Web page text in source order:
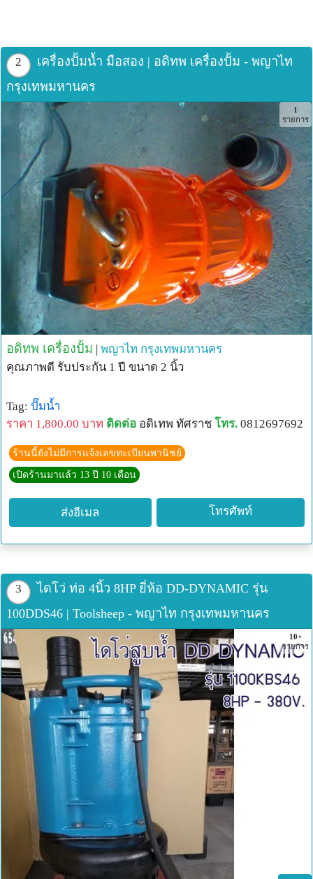
2
เครื่องปั้มน้ำ มือสอง | อดิทพ เครื่องปั้ม - พญาไท
กรุงเทพมหานคร
1
รายการ
อดิทพ เครื่องปั้ม พญาไท กรุงเทพมหานคร
คุณภาพดี รับประกัน 1 ปี ขนาด 2 นิ้ว
Tag: ปั๊มน้ำ
ราคา 1,800.00 บาท ติดต่อ อดิเทพ ทัศราช โทร. 0812697692
ร้านนี้ยังไม่มีการแจ้งเลขทะเบียนพานิชย์
เปิดร้านมาแล้ว 13 ปี 10 เดือน
ส่งอีเมล โทรศัพท์
3
ไดโว่ ท่อ 4นิ้ว 8HP ยี่ห้อ DD-DYNAMIC รุ่น
100DDS46 | Toolsheep - พญาไท กรุงเทพมหานคร
10+
รายการ